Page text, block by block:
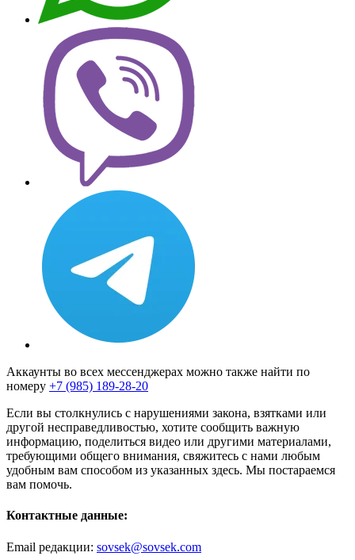
Аккаунты во всех мессенджерах можно также найти по
номеру +7 (985) 189-28-20
Если вы столкнулись с нарушениями закона, взятками или
другой несправедливостью, хотите сообщить важную
информацию, поделиться видео или другими материалами,
требующими общего внимания, свяжитесь с нами любым
удобным вам способом из указанных здесь. Мы постараемся
вам помочь.
Контактные данные:
Email редакции: sovsek@sovsek.com